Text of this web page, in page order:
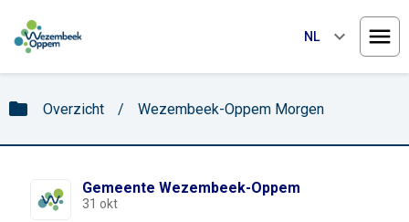
NL keyboard_arrow_down
folder Overzicht / Wezembeek-Oppem Morgen
Gemeente Wezembeek-Oppem
31 okt